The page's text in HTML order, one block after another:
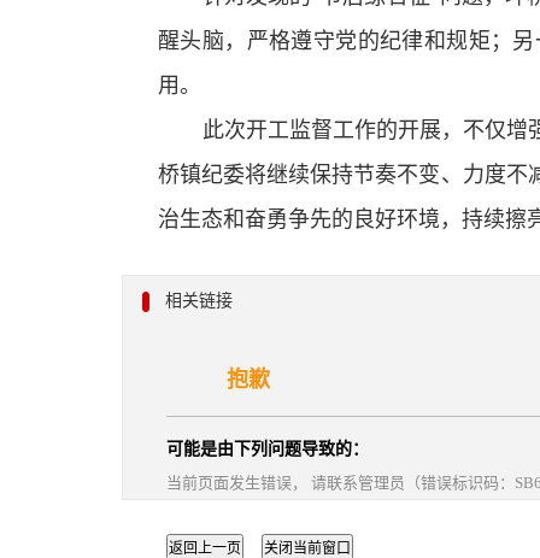
醒头脑，严格遵守党的纪律和规矩；
用。
此次开工监督工作的开展，不仅
桥镇纪委将继续保持节奏不变、力度
治生态和奋勇争先的良好环境，持续擦
相关链接
抱歉
可能是由下列问题导致的：
当前页面发生错误， 请联系管理员（错误标识码：